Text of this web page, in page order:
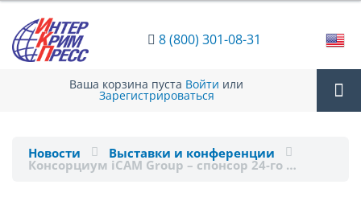
8 (800) 301-08-31
Ваша корзина пуста Войти или
Зарегистрироваться
Новости Выставки и конференции
Консорциум iCAM Group – спонсор 24-го …